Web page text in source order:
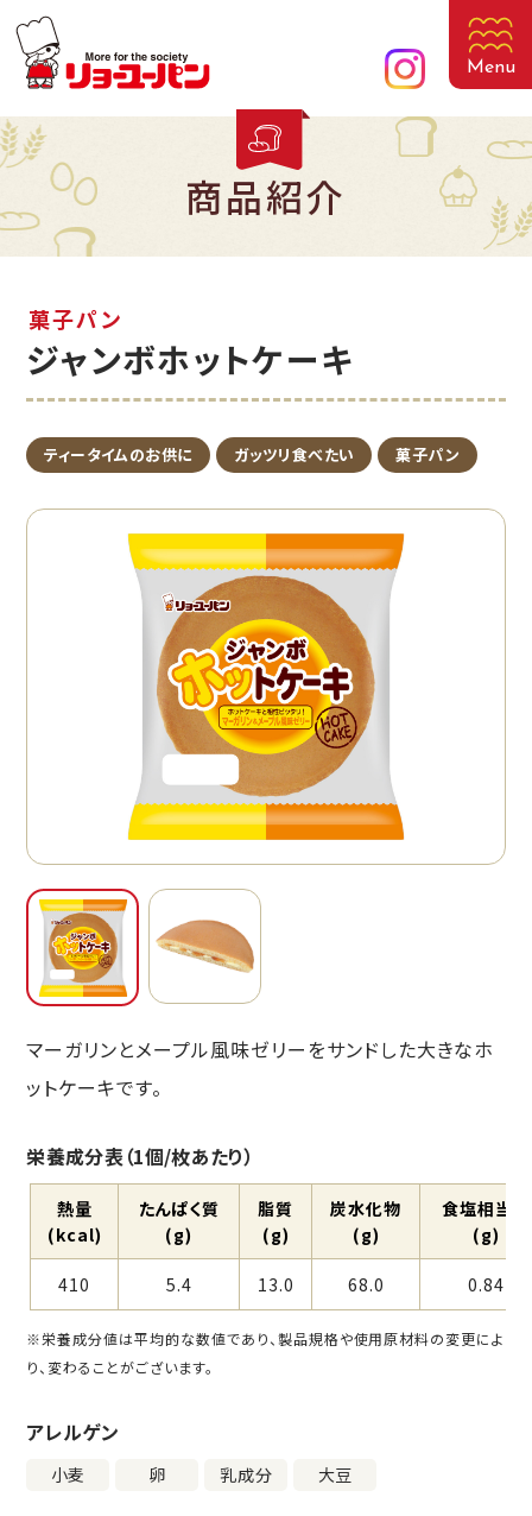
Menu
商品紹介
菓子パン
ジャンボホットケーキ
ティータイムのお供に ガッツリ食べたい 菓子パン
マーガリンとメープル風味ゼリーをサンドした大きなホ
ットケーキです。
栄養成分表（1個/枚あたり）
熱量
(kcal)
たんぱく質
(g)
脂質
(g)
炭⽔化物
(g)
⾷塩相当量
(g)
410 5.4 13.0 68.0 0.84
※栄養成分値は平均的な数値であり、製品規格や使用原材料の変更によ
り、変わることがございます。
アレルゲン
小麦 卵 乳成分 大豆